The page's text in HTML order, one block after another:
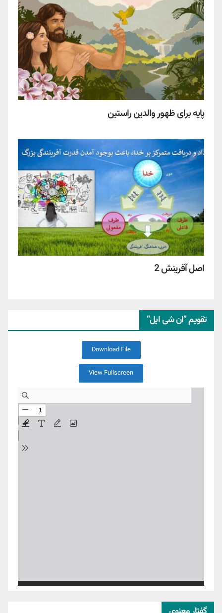
پایه برای ظهور والدین راستین
اصل آفرینش 2
تقویم ”ان شی ایل“
Download File
View Fullscreen